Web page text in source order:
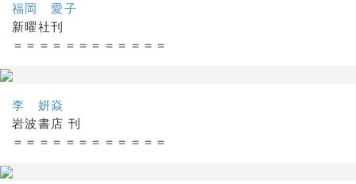
福岡 愛子
新曜社刊
＝＝＝＝＝＝＝＝＝＝＝＝
李 妍焱
岩波書店 刊
＝＝＝＝＝＝＝＝＝＝＝＝